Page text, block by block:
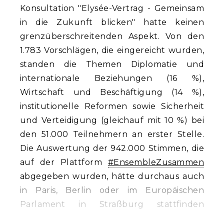
Konsultation "Elysée-Vertrag - Gemeinsam
in die Zukunft blicken" hatte keinen
grenzüberschreitenden Aspekt. Von den
1.783 Vorschlägen, die eingereicht wurden,
standen die Themen Diplomatie und
internationale Beziehungen (16 %),
Wirtschaft und Beschäftigung (14 %),
institutionelle Reformen sowie Sicherheit
und Verteidigung (gleichauf mit 10 %) bei
den 51.000 Teilnehmern an erster Stelle.
Die Auswertung der 942.000 Stimmen, die
auf der Plattform #EnsembleZusammen
abgegeben wurden, hätte durchaus auch
in Paris, Berlin oder im Europäischen
Parlament in Straßburg stattfinden